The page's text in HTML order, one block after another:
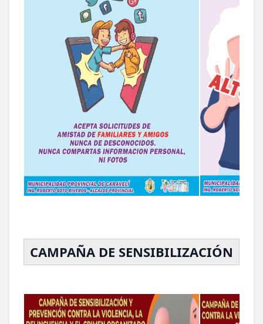
CAMPAÑA DE SENSIBILIZACIÓN